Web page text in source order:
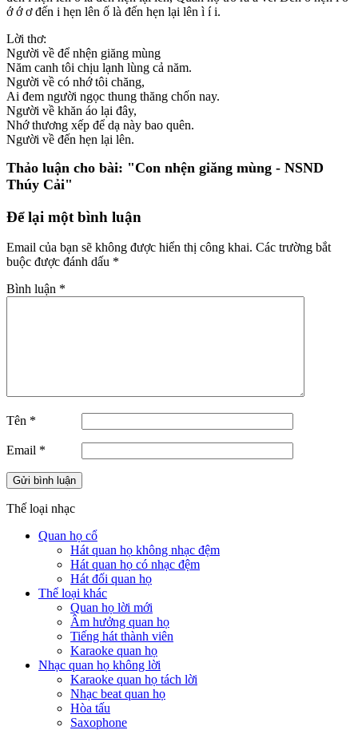
ớ ớ ơ đến i hẹn lên ố là đến hẹn lại lên ì í i.
Lời thơ:
Người về để nhện giăng mùng
Năm canh tôi chịu lạnh lùng cả năm.
Người về có nhớ tôi chăng,
Ai đem người ngọc thung thăng chốn nay.
Người về khăn áo lại đây,
Nhớ thương xếp để dạ này bao quên.
Người về đến hẹn lại lên.
Thảo luận cho bài: "Con nhện giăng mùng - NSND
Thúy Cải"
Để lại một bình luận
Email của bạn sẽ không được hiển thị công khai. Các trường bắt
buộc được đánh dấu *
Bình luận *
Tên *
Email *
Thế loại nhạc
Quan họ cổ
Hát quan họ không nhạc đệm
Hát quan họ có nhạc đệm
Hát đối quan họ
Thể loại khác
Quan họ lời mới
Âm hưởng quan họ
Tiếng hát thành viên
Karaoke quan họ
Nhạc quan họ không lời
Karaoke quan họ tách lời
Nhạc beat quan họ
Hòa tấu
Saxophone